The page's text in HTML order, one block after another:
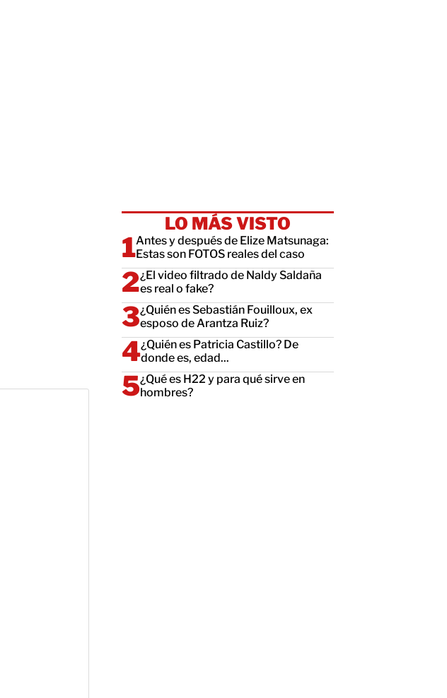
LO MÁS VISTO
Antes y después de Elize Matsunaga:
Estas son FOTOS reales del caso
¿El video filtrado de Naldy Saldaña
es real o fake?
¿Quién es Sebastián Fouilloux, ex
esposo de Arantza Ruiz?
¿Quién es Patricia Castillo? De
donde es, edad...
¿Qué es H22 y para qué sirve en
hombres?